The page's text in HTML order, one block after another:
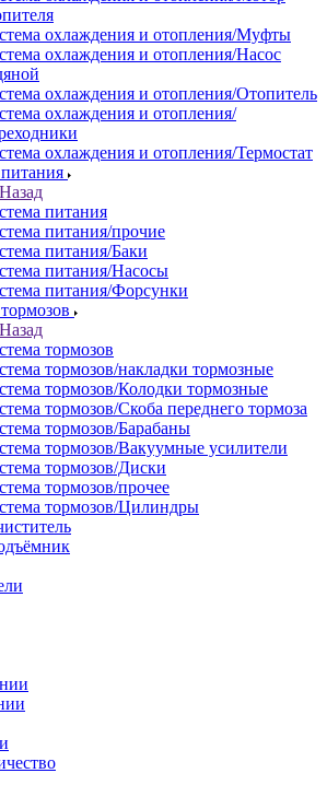
охлаждения и отопления/Муфты
охлаждения и отопления/Насос
охлаждения и отопления/Отопитель
охлаждения и отопления/
охлаждения и отопления/Термостат
Назад
питания
питания/прочие
питания/Баки
питания/Насосы
питания/Форсунки
Назад
тормозов
тормозов/накладки тормозные
тормозов/Колодки тормозные
тормозов/Скоба переднего тормоза
тормозов/Барабаны
тормозов/Вакуумные усилители
тормозов/Диски
тормозов/прочее
тормозов/Цилиндры